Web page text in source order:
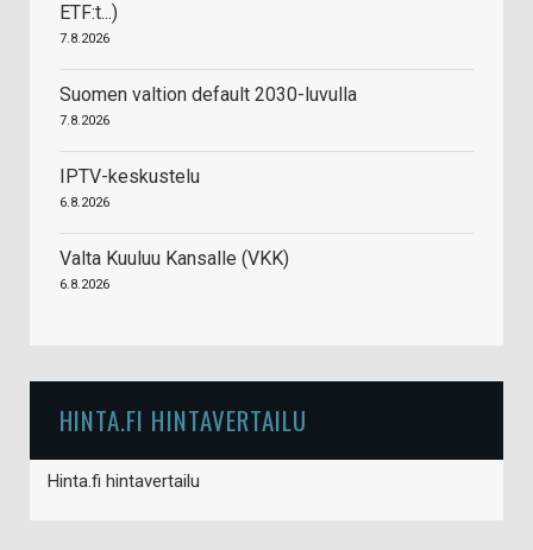
ETF:t...)
7.8.2026
Suomen valtion default 2030-luvulla
7.8.2026
IPTV-keskustelu
6.8.2026
Valta Kuuluu Kansalle (VKK)
6.8.2026
HINTA.FI HINTAVERTAILU
Hinta.fi hintavertailu